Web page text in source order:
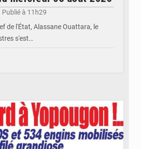
Publié à 11h29
de l'État, Alassane Ouattara, le
s'est…